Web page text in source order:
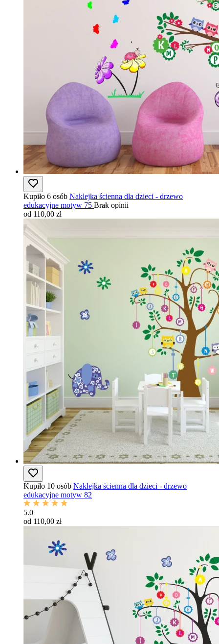
Kupiło 6 osób Naklejka ścienna dla dzieci - drzewo
edukacyjne motyw 75 Brak opinii
od 110,00 zł
Kupiło 10 osób Naklejka ścienna dla dzieci - drzewo
edukacyjne motyw 82
5.0
od 110,00 zł